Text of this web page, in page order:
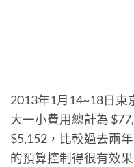
2013年1月14~18日東
大一小費用總計為
$5,152，比較過去兩
的預算控制得很有效